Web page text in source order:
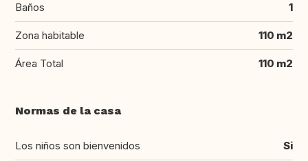
Baños 1
Zona habitable 110 m2
Área Total 110 m2
Normas de la casa
Los niños son bienvenidos Si